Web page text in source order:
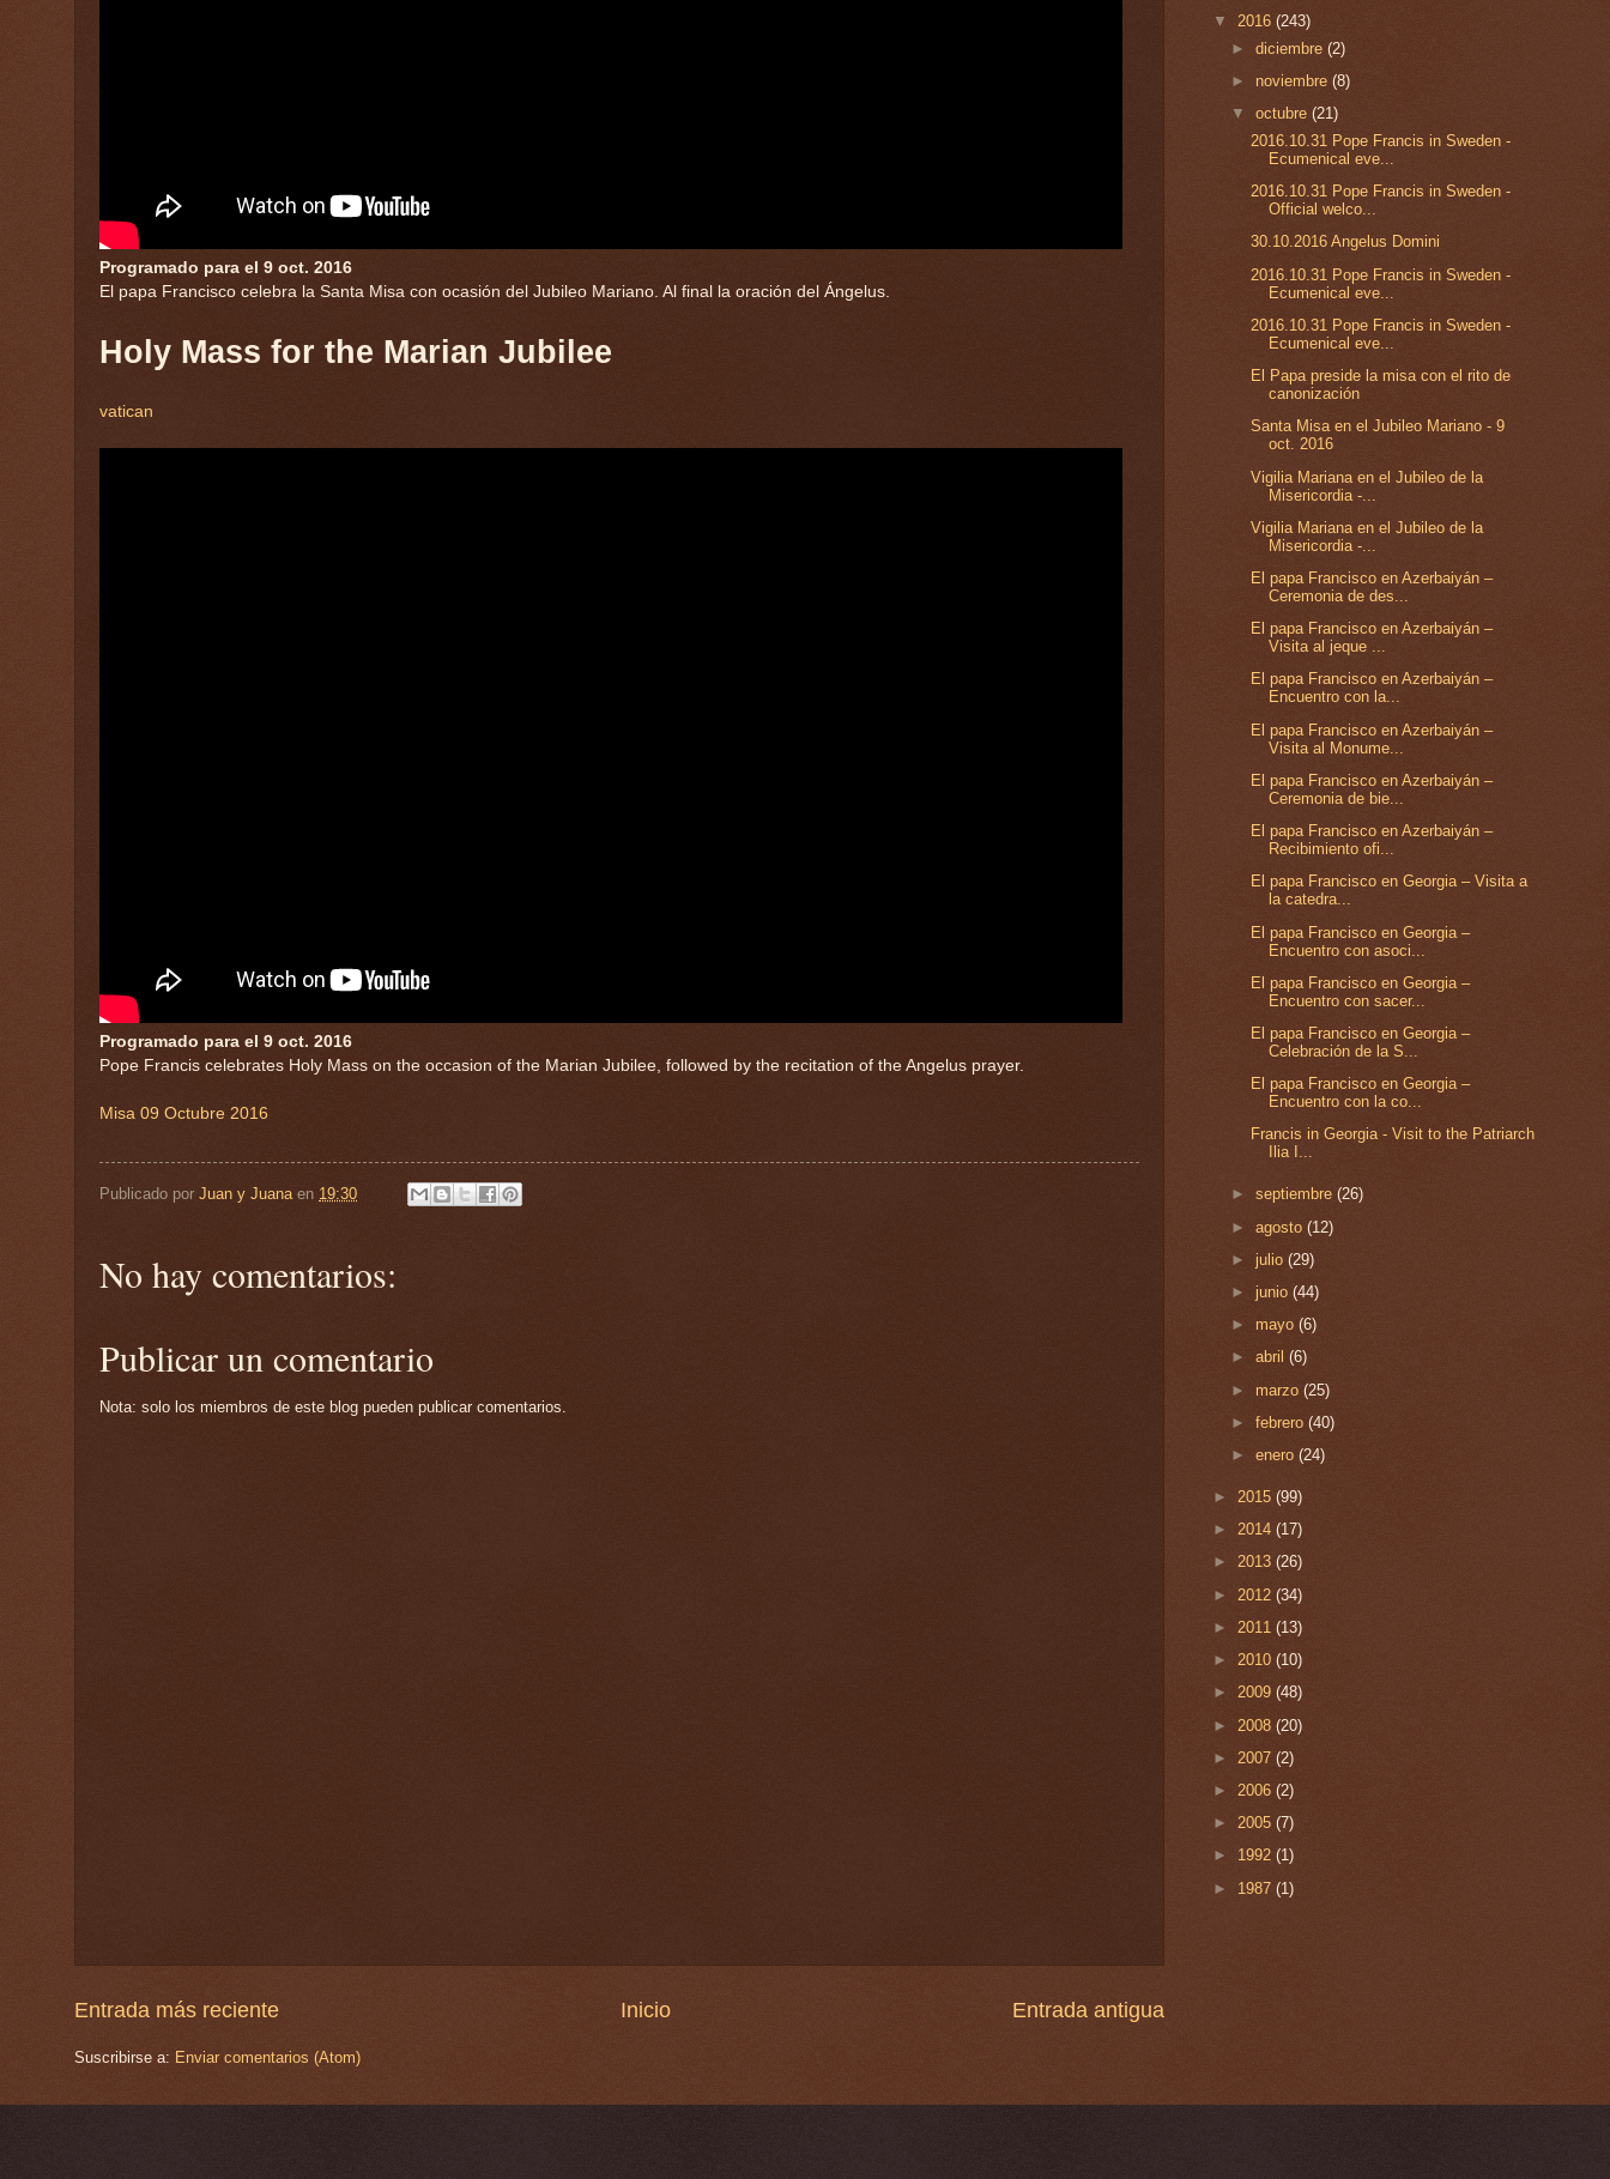
Programado para el 9 oct. 2016
El papa Francisco celebra la Santa Misa con ocasión del Jubileo Mariano. Al final la oración del Ángelus.
Holy Mass for the Marian Jubilee
vatican
Programado para el 9 oct. 2016
Pope Francis celebrates Holy Mass on the occasion of the Marian Jubilee, followed by the recitation of the Angelus prayer.
Misa 09 Octubre 2016
Publicado por Juan y Juana en 19:30
No hay comentarios:
Publicar un comentario
Nota: solo los miembros de este blog pueden publicar comentarios.
Entrada más reciente Entrada antigua
Inicio
Suscribirse a: Enviar comentarios (Atom)
▼ 2016 (243)
►diciembre(2)
► noviembre(8)
▼octubre(21)
2016.10.31 Pope Francis in Sweden -
Ecumenical eve...
2016.10.31 Pope Francis in Sweden -
Official welco...
30.10.2016 Angelus Domini
2016.10.31 Pope Francis in Sweden -
Ecumenical eve...
2016.10.31 Pope Francis in Sweden -
Ecumenical eve...
El Papa preside la misa con el rito de
canonización
Santa Misa en el Jubileo Mariano - 9
oct. 2016
Vigilia Mariana en el Jubileo de la
Misericordia -...
Vigilia Mariana en el Jubileo de la
Misericordia -...
El papa Francisco en Azerbaiyán –
Ceremonia de des...
El papa Francisco en Azerbaiyán –
Visita al jeque ...
El papa Francisco en Azerbaiyán –
Encuentro con la...
El papa Francisco en Azerbaiyán –
Visita al Monume...
El papa Francisco en Azerbaiyán –
Ceremonia de bie...
El papa Francisco en Azerbaiyán –
Recibimiento ofi...
El papa Francisco en Georgia – Visita a
la catedra...
El papa Francisco en Georgia –
Encuentro con asoci...
El papa Francisco en Georgia –
Encuentro con sacer...
El papa Francisco en Georgia –
Celebración de la S...
El papa Francisco en Georgia –
Encuentro con la co...
Francis in Georgia - Visit to the Patriarch
Ilia I...
►septiembre(26)
►agosto(12)
► julio(29)
►junio(44)
►mayo(6)
►abril(6)
► marzo(25)
►febrero(40)
►enero(24)
► 2015 (99)
► 2014 (17)
► 2013 (26)
► 2012 (34)
► 2011 (13)
► 2010 (10)
► 2009 (48)
► 2008 (20)
► 2007 (2)
► 2006 (2)
► 2005 (7)
► 1992 (1)
► 1987 (1)